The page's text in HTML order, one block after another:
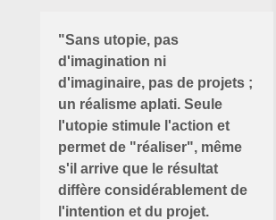
"Sans utopie, pas
d'imagination ni
d'imaginaire, pas de projets ;
un réalisme aplati. Seule
l'utopie stimule l'action et
permet de "réaliser", même
s'il arrive que le résultat
diffère considérablement de
l'intention et du projet.